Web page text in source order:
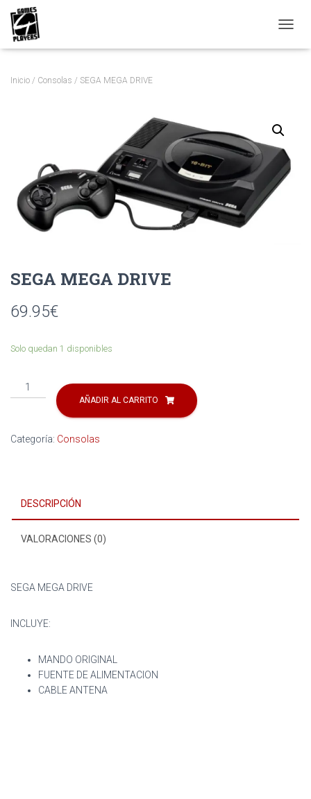
A
D
O
D
Inicio / Consolas / SEGA MEGA DRIVE
SEGA MEGA DRIVE
69.95€
Solo quedan 1 disponibles
SEGA
MEGA
AÑADIR AL CARRITO
Categoría: Consolas
DESCRIPCIÓN
VALORACIONES (0)
SEGA MEGA DRIVE
INCLUYE:
MANDO ORIGINAL
FUENTE DE ALIMENTACION
CABLE ANTENA